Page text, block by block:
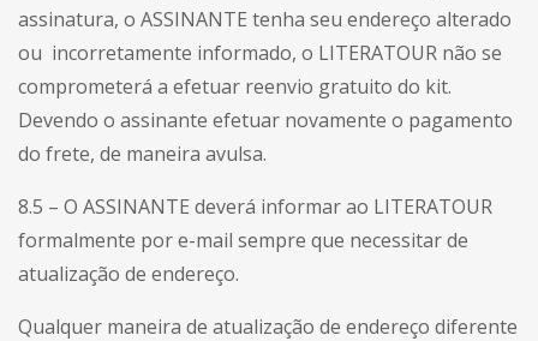
assinatura, o ASSINANTE tenha seu endereço alterado
ou incorretamente informado, o LITERATOUR não se
comprometerá a efetuar reenvio gratuito do kit.
Devendo o assinante efetuar novamente o pagamento
do frete, de maneira avulsa.
8.5 – O ASSINANTE deverá informar ao LITERATOUR
formalmente por e-mail sempre que necessitar de
atualização de endereço.
Qualquer maneira de atualização de endereço diferente